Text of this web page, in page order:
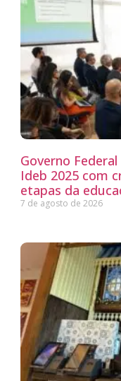
Governo
Ideb 2025 com
etapas da
7 de agosto de 2026